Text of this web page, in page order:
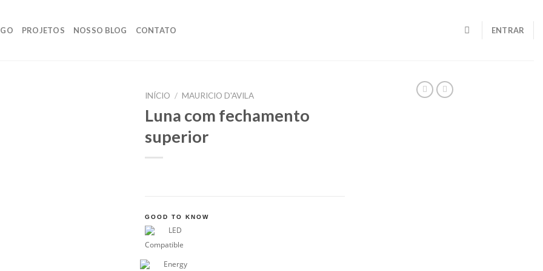
PROJETOS NOSSO BLOG CONTATO ENTRAR
INÍCIO / MAURICIO D'AVILA
Luna com fechamento
superior
GOOD TO KNOW
LED
Compatible
Energy